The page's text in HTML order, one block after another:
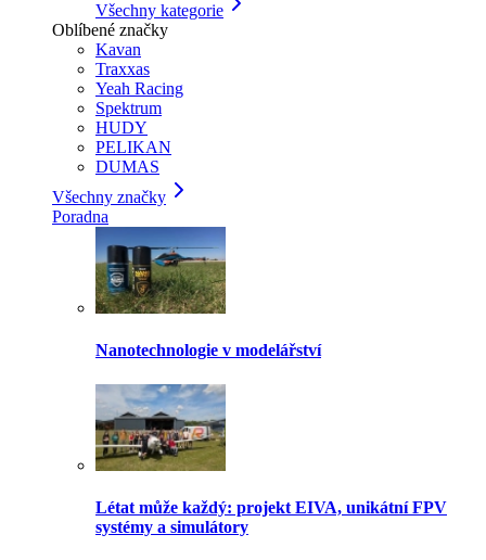
Všechny kategorie
Oblíbené značky
Kavan
Traxxas
Yeah Racing
Spektrum
HUDY
PELIKAN
DUMAS
Všechny značky
Poradna
Nanotechnologie v modelářství
Létat může každý: projekt EIVA, unikátní FPV
systémy a simulátory